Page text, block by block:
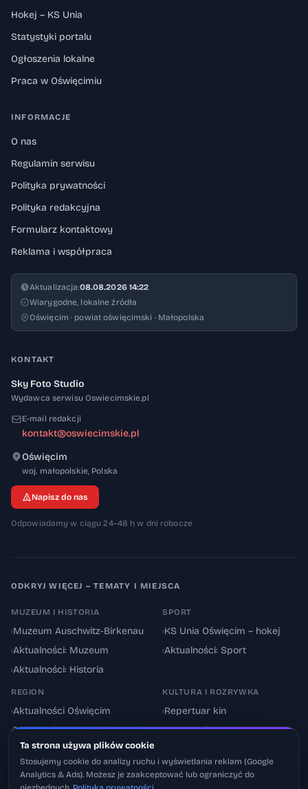
Hokej – KS Unia
Statystyki portalu
Ogłoszenia lokalne
Praca w Oświęcimiu
INFORMACJE
O nas
Regulamin serwisu
Polityka prywatności
Polityka redakcyjna
Formularz kontaktowy
Reklama i współpraca
Aktualizacja:08.08.2026 14:22
Wiarygodne, lokalne źródła
Oświęcim · powiat oświęcimski · Małopolska
KONTAKT
Sky Foto Studio
Wydawca serwisu Oswiecimskie.pl
E-mail redakcji
kontakt@oswiecimskie.pl
Oświęcim
woj. małopolskie, 32-600
Polska
Napisz do nas
Odpowiadamy w ciągu 24–48 h w dni robocze
ODKRYJ WIĘCEJ – TEMATY I MIEJSCA
MUZEUM I HISTORIA
›Muzeum Auschwitz-Birkenau
›Aktualności: Muzeum
›Aktualności: Historia
SPORT
›KS Unia Oświęcim – hokej
›Aktualności: Sport
REGION
›Aktualności Oświęcim
›Powiat oświęcimski
Utrudnienia drogowe
KULTURA I ROZRYWKA
›Repertuar kin
›Aktualności: Kultura
Ta strona używa plików cookie
Stosujemy cookie do analizy ruchu i wyświetlania reklam (Google
Analytics & Ads). Możesz je zaakceptować lub ograniczyć do